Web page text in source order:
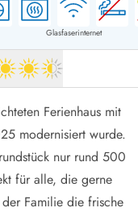
Glasfaserinternet
4.5 von 5
Ferienhaus mit
modernisiert wurde.
nur rund 500
für alle, die gerne
Familie die frische